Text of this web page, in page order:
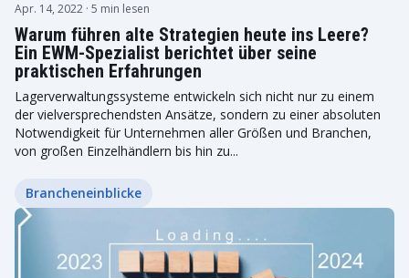
Apr. 14, 2022 · 5 min lesen
Warum führen alte Strategien heute ins Leere?
Ein EWM-Spezialist berichtet über seine
praktischen Erfahrungen
Lagerverwaltungssysteme entwickeln sich nicht nur zu einem
der vielversprechendsten Ansätze, sondern zu einer absoluten
Notwendigkeit für Unternehmen aller Größen und Branchen,
von großen Einzelhändlern bis hin zu...
Brancheneinblicke